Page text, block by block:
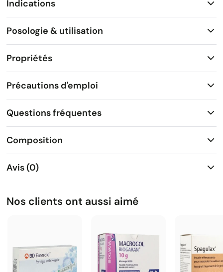
Indications
Posologie & utilisation
Propriétés
Précautions d'emploi
Questions fréquentes
Composition
Avis (0)
Nos clients ont aussi aimé